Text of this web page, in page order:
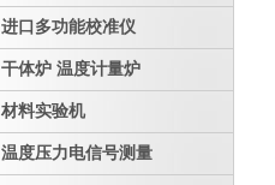
进口多功能校准仪
干体炉 温度计量炉
材料实验机
温度压力电信号测量